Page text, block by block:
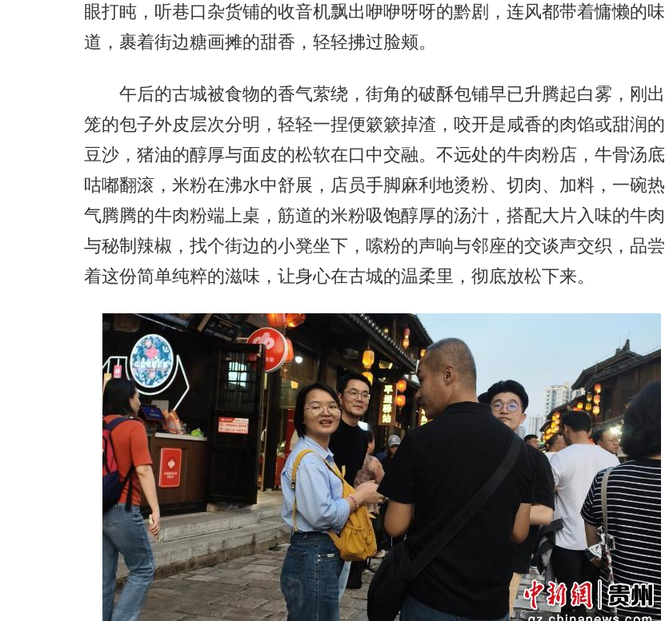
眼打盹，听巷口杂货铺的收音机飘出咿咿呀呀的黔剧，连风都带着慵懒的味
道，裹着街边糖画摊的甜香，轻轻拂过脸颊。
午后的古城被食物的香气萦绕，街角的破酥包铺早已升腾起白雾，刚出
笼的包子外皮层次分明，轻轻一捏便簌簌掉渣，咬开是咸香的肉馅或甜润的
豆沙，猪油的醇厚与面皮的松软在口中交融。不远处的牛肉粉店，牛骨汤底
咕嘟翻滚，米粉在沸水中舒展，店员手脚麻利地烫粉、切肉、加料，一碗热
气腾腾的牛肉粉端上桌，筋道的米粉吸饱醇厚的汤汁，搭配大片入味的牛肉
与秘制辣椒，找个街边的小凳坐下，嗦粉的声响与邻座的交谈声交织，品尝
着这份简单纯粹的滋味，让身心在古城的温柔里，彻底放松下来。